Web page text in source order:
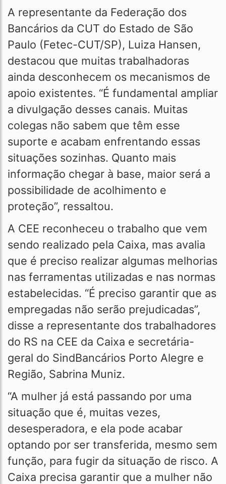
A representante da Federação dos
Bancários da CUT do Estado de São
Paulo (Fetec-CUT/SP), Luiza Hansen,
destacou que muitas trabalhadoras
ainda desconhecem os mecanismos de
apoio existentes. “É fundamental ampliar
a divulgação desses canais. Muitas
colegas não sabem que têm esse
suporte e acabam enfrentando essas
situações sozinhas. Quanto mais
informação chegar à base, maior será a
possibilidade de acolhimento e
proteção”, ressaltou.
A CEE reconheceu o trabalho que vem
sendo realizado pela Caixa, mas avalia
que é preciso realizar algumas melhorias
nas ferramentas utilizadas e nas normas
estabelecidas. “É preciso garantir que as
empregadas não serão prejudicadas”,
disse a representante dos trabalhadores
do RS na CEE da Caixa e secretária-
geral do SindBancários Porto Alegre e
Região, Sabrina Muniz.
“A mulher já está passando por uma
situação que é, muitas vezes,
desesperadora, e ela pode acabar
optando por ser transferida, mesmo sem
função, para fugir da situação de risco. A
Caixa precisa garantir que a mulher não